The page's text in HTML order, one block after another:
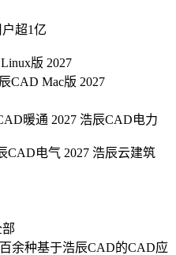
超1亿
版 2027
CAD Mac版 2027
暖通 2027 浩辰CAD电力
CAD电气 2027 浩辰云建筑
余种基于浩辰CAD的CAD应